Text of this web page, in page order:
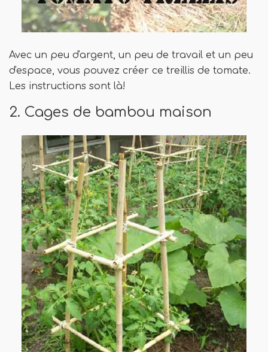
Avec un peu d'argent, un peu de travail et un peu
d'espace, vous pouvez créer ce treillis de tomate.
Les instructions sont là!
2. Cages de bambou maison